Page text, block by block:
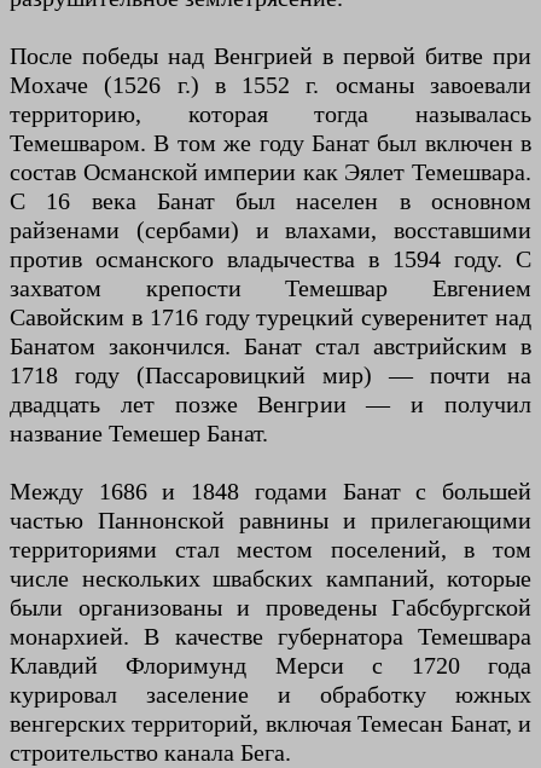
После победы над Венгрией в первой битве при
Мохаче (1526 г.) в 1552 г. османы завоевали
территорию, которая тогда называлась
Темешваром. В том же году Банат был включен в
состав Османской империи как Эялет Темешвара.
С 16 века Банат был населен в основном
райзенами (сербами) и влахами, восставшими
против османского владычества в 1594 году. С
захватом крепости Темешвар Евгением
Савойским в 1716 году турецкий суверенитет над
Банатом закончился. Банат стал австрийским в
1718 году (Пассаровицкий мир) — почти на
двадцать лет позже Венгрии — и получил
название Темешер Банат.
Между 1686 и 1848 годами Банат с большей
частью Паннонской равнины и прилегающими
территориями стал местом поселений, в том
числе нескольких швабских кампаний, которые
были организованы и проведены Габсбургской
монархией. В качестве губернатора Темешвара
Клавдий Флоримунд Мерси с 1720 года
курировал заселение и обработку южных
венгерских территорий, включая Темесан Банат, и
строительство канала Бега.